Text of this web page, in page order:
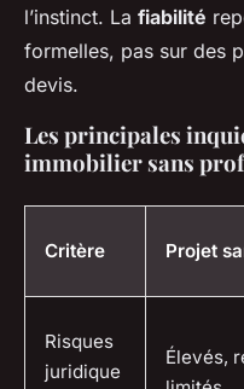
l’instinct. La fiabilité
formelles, pas sur des
devis.
Les principales
immobilier sans
Critère Projet
Risques
juridique
Élevés,